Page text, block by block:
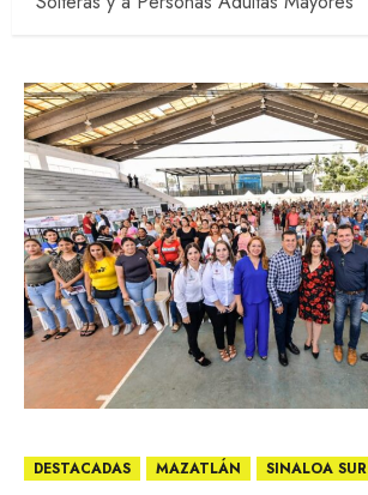
DESTACADAS MAZATLÁN SINALOA SUR